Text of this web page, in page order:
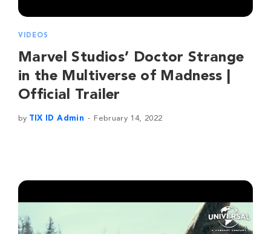
VIDEOS
Marvel Studios’ Doctor Strange
in the Multiverse of Madness |
Official Trailer
by TIX ID Admin February 14, 2022